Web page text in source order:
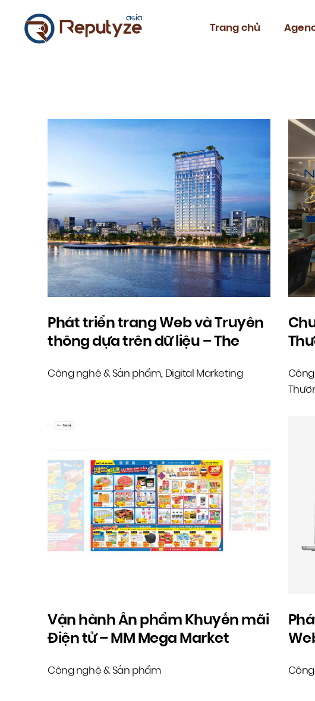
Trang chủ
Phát triển trang Web và Truyên
thông dựa trên dữ liệu – The
Công nghệ & Sản phẩm, Digital Marketing
FnB
Vận hành Ấn phẩm Khuyến mãi
Điện tử – MM Mega Market
Công nghệ & Sản phẩm